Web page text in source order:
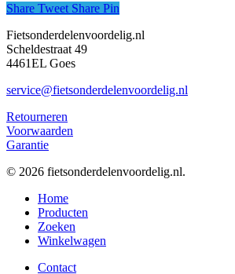
Share Tweet Share Pin
Fietsonderdelenvoordelig.nl
Scheldestraat 49
4461EL Goes
service@fietsonderdelenvoordelig.nl
Retourneren
Voorwaarden
Garantie
© 2026 fietsonderdelenvoordelig.nl.
Close
Menu
Home
Producten
Zoeken
Winkelwagen
Contact